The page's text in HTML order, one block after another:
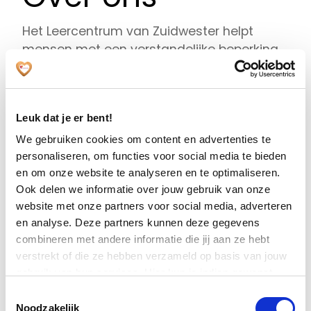
Leuk dat je er bent!
We gebruiken cookies om content en advertenties te
personaliseren, om functies voor social media te bieden
en om onze website te analyseren en te optimaliseren.
Ook delen we informatie over jouw gebruik van onze
website met onze partners voor social media, adverteren
en analyse. Deze partners kunnen deze gegevens
combineren met andere informatie die jij aan ze hebt
verstrekt of die ze hebben verzameld op basis van jouw
onze cookies als je onze website blijft gebruiken.
Noodzakelijk
Het Leercentrum van Zuidwester helpt
mensen met een verstandelijke beperking
om nieuwe dingen te leren. Dit doen we
door deze website te vullen met leerzame
kun je hier informatie vinden over
cursussen en trainingen die je kunt volgen.
Samen met cliënten van Zuidwester
De trainingen, cursussen en andere
leermogelijkheden maken we samen met